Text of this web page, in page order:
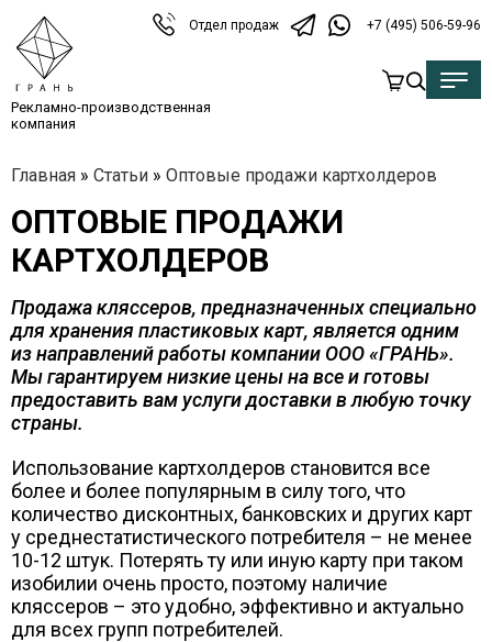
Отдел продаж +7 (495) 506-59-96
Рекламно-производственная
компания
Главная » Статьи » Оптовые продажи картхолдеров
ОПТОВЫЕ ПРОДАЖИ
КАРТХОЛДЕРОВ
Продажа кляссеров, предназначенных специально
для хранения пластиковых карт, является одним
из направлений работы компании ООО «ГРАНЬ».
Мы гарантируем низкие цены на все и готовы
предоставить вам услуги доставки в любую точку
страны.
Использование картхолдеров становится все
более и более популярным в силу того, что
количество дисконтных, банковских и других карт
у среднестатистического потребителя – не менее
10-12 штук. Потерять ту или иную карту при таком
изобилии очень просто, поэтому наличие
кляссеров – это удобно, эффективно и актуально
для всех групп потребителей.